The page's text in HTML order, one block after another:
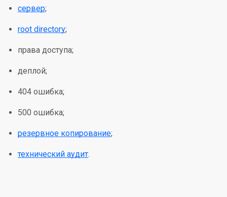
сервер;
root directory;
права доступа;
деплой;
404 ошибка;
500 ошибка;
резервное копирование;
технический аудит.